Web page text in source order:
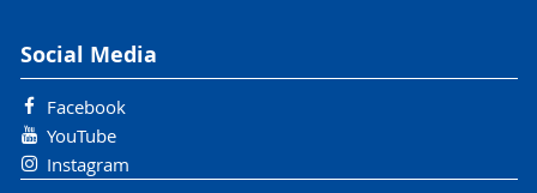
Social Media
Facebook
YouTube
Instagram